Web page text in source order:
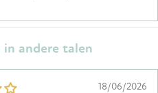
andere talen
18/06/2026